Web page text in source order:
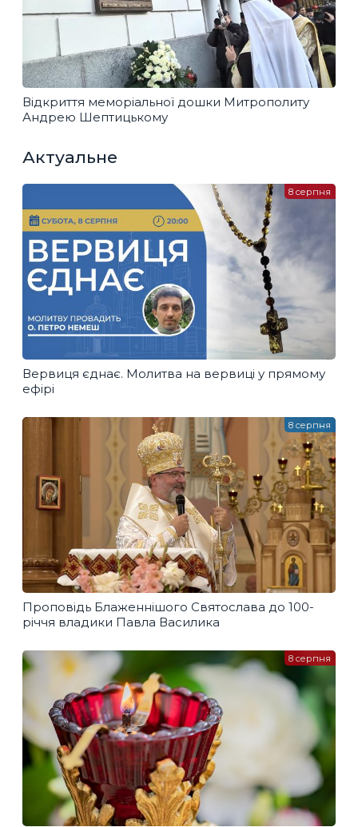
Відкриття меморіальної дошки Митрополиту
Андрею Шептицькому
Актуальне
Вервиця єднає. Молитва на вервиці у прямому
ефірі
8 серпня
Проповідь Блаженнішого Святослава до 100-
річчя владики Павла Василика
8 серпня
8 серпня